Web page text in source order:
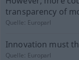
transparency of
Quelle: Europarl
Innovation must
Quelle: Europarl